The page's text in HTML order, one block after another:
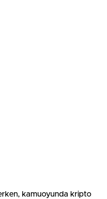
kamuoyunda kripto